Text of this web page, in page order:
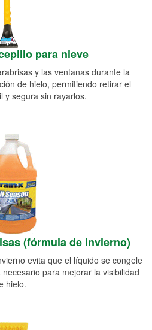
para nieve
y las ventanas durante la
de hielo, permitiendo retirar el
y segura sin rayarlos.
(fórmula de invierno)
evita que el líquido se congele
para mejorar la visibilidad
hielo.